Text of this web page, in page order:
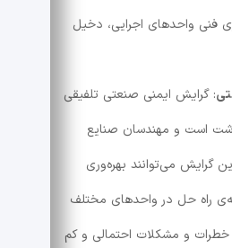
فنی واحدهای اجرایی، دخیل
: گرایش ایمنی صنعتی تلفیقی
است و مهندسان صنایع
گرایش می‌توانند بهره‌وری
راه حل در واحدهای مختلف
و مشکلات احتمالی و کم